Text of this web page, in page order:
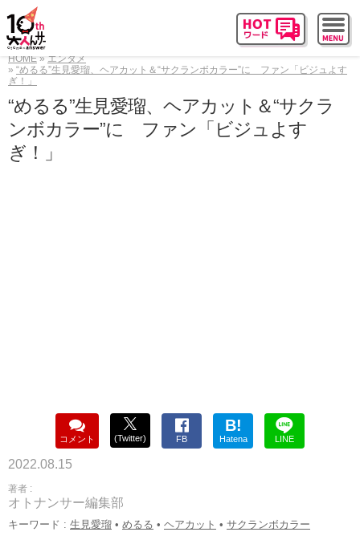
HOME
エンタメ
“めるる”生見愛瑠、ヘアカット＆“サクランボカラー”に ファン「ビジュよす
ぎ！」
“めるる”生見愛瑠、ヘアカット＆“サクラ
ンボカラー”に ファン「ビジュよす
ぎ！」
コメント (Twitter) FB
B!
Hatena LINE
2022.08.15
著者 :
オトナンサー編集部
キーワード : 生見愛瑠 • めるる • ヘアカット • サクランボカラー